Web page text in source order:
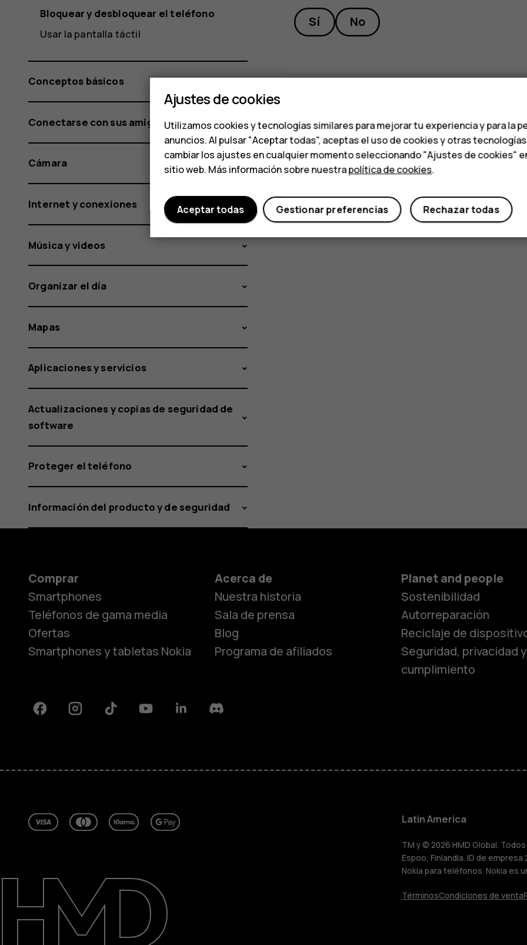
Teléfonos
personas
HMD Terra
Comprar
Blog
Soporte
Latin America
Sí No
Bloquear y desbloquear el teléfono
Usar la pantalla táctil
Conceptos básicos
Conectarse con sus amigos y familiares
Cámara
Internet y conexiones
Música y videos
Organizar el día
Mapas
Aplicaciones y servicios
Actualizaciones y copias de seguridad de
software
Proteger el teléfono
Información del producto y de seguridad
Comprar
Smartphones
Teléfonos de gama media
Ofertas
Smartphones y tabletas Nokia
Acerca de
Nuestra historia
Sala de prensa
Blog
Programa de afiliados
Planet and people
Sostenibilidad
Autorreparación
Reciclaje de
Seguridad, privacidad y
cumplimiento
FacebookInstagramTiktok YoutubeLinkedinDiscord
Latin America
TM y © 2026 HMD Global.
Espoo, Finlandia. ID de
Nokia para teléfonos. Nokia es
TérminosCondiciones de venta
Ajustes de cookies
Utilizamos cookies y tecnologías similares para mejorar tu experiencia y para la
anuncios. Al pulsar "Aceptar todas", aceptas el uso de cookies y otras
cambiar los ajustes en cualquier momento seleccionando "Ajustes de cookies"
sitio web. Más información sobre nuestrapolítica de cookies.
Rechazar todas
Gestionar preferencias
Aceptar todas